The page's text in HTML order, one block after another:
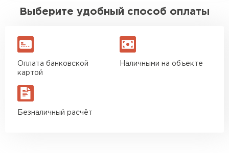
Выберите удобный способ оплаты
Оплата банковской
картой
Наличными на объекте
Безналичный расчёт